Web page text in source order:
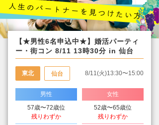
【★男性6名申込中★】婚活パーティ
ー・街コン 8/11 13時30分 in 仙台
東北 仙台 8/11(火)13:30〜15:00
男性
57歳〜72歳位
残りわずか
女性
52歳〜65歳位
残りわずか